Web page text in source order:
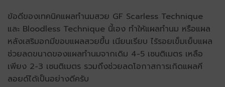
ข้อดีของเทคนิคแผลทำนมสวย GF Scarless Technique
และ Bloodless Technique นี้เอง ทำให้แผลทำนม หรือแผล
หลังเสริมอกมีขอบแผลสวยขึ้น เนียนเรียบ ไร้รอยเข็มเย็บแผล
ช่วยลดขนาดของแผลทำนมจากเดิม 4-5 เซนติเมตร เหลือ
เพียง 2-3 เซนติเมตร รวมถึงช่วยลดโอกาสการเกิดแผลคี
ลอยด์ได้เป็นอย่างดีครับ